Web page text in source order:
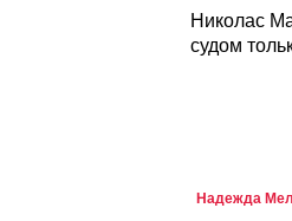
Николас
судом
Надежда